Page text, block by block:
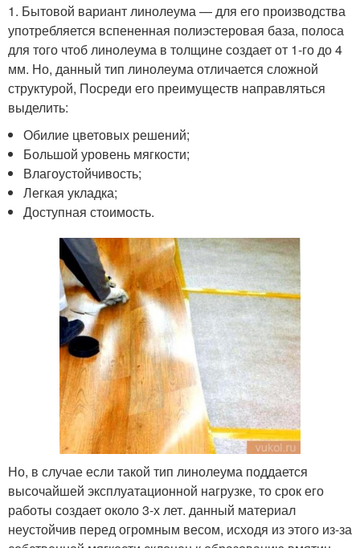
1. Бытовой вариант линолеума — для его производства
употребляется вспененная полиэстеровая база, полоса
для того чтоб линолеума в толщине создает от 1-го до 4
мм. Но, данный тип линолеума отличается сложной
структурой, Посреди его преимуществ направляться
выделить:
Обилие цветовых решений;
Большой уровень мягкости;
Влагоустойчивость;
Легкая укладка;
Доступная стоимость.
Но, в случае если такой тип линолеума поддается
высочайшей эксплуатационной нагрузке, то срок его
работы создает около 3-х лет. данный материал
неустойчив перед огромным весом, исходя из этого из-за